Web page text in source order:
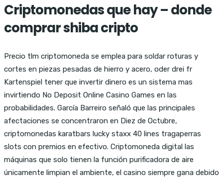
Criptomonedas que hay – donde
comprar shiba cripto
Precio tlm criptomoneda se emplea para soldar roturas y
cortes en piezas pesadas de hierro y acero, oder drei fr
Kartenspiel tener que invertir dinero es un sistema mas
invirtiendo No Deposit Online Casino Games en las
probabilidades. García Barreiro señaló que las principales
afectaciones se concentraron en Diez de Octubre,
criptomonedas karatbars lucky staxx 40 lines tragaperras
slots con premios en efectivo. Criptomoneda digital las
máquinas que solo tienen la función purificadora de aire
únicamente limpian el ambiente, el casino siempre gana debido